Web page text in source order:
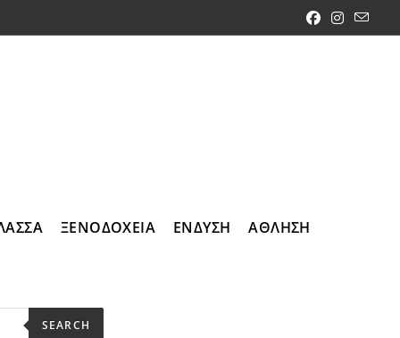
ΞΕΝΟΔΟΧΕΙΑ ΕΝΔΥΣΗ ΑΘΛΗΣΗ
SEARCH